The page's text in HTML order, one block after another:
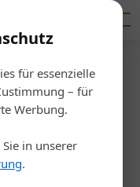
für essenzielle
– für
Werbung.
in unserer
.
Lasten